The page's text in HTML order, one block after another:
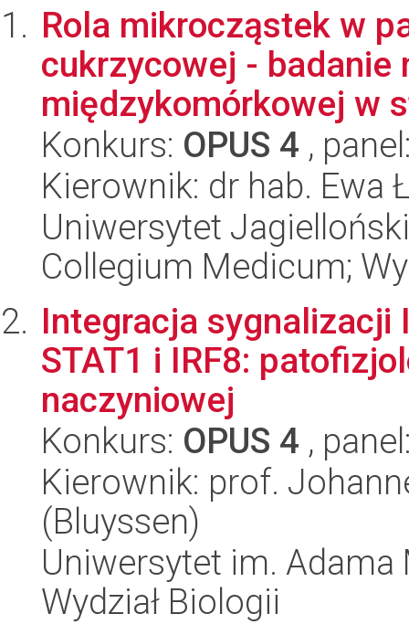
Rola mikrocząstek w
cukrzycowej - badanie
międzykomórkowej w
Konkurs: OPUS 4 ,
Kierownik: dr hab. Ewa
Uniwersytet
Collegium Medicum;
Integracja sygnalizacji
STAT1 i IRF8:
naczyniowej
Konkurs: OPUS 4 ,
Kierownik: prof.
(Bluyssen)
Uniwersytet im.
Wydział Biologii